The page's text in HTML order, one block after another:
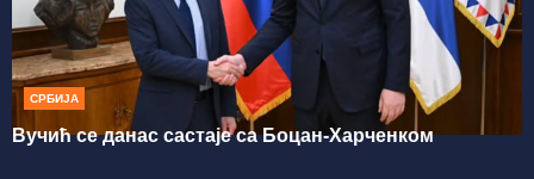
СРБИЈА
Вучић се данас састаје са Боцан-Харченком